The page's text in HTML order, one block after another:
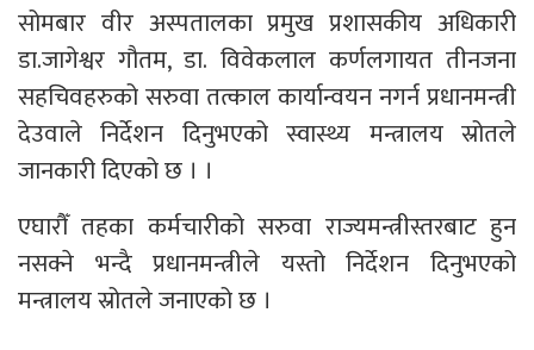
सोमबार वीर अस्पतालका प्रमुख प्रशासकीय अधिकारी
डा.जागेश्वर गौतम, डा. विवेकलाल कर्णलगायत तीनजना
सहचिवहरुको सरुवा तत्काल कार्यान्वयन नगर्न प्रधानमन्त्री
देउवाले निर्देशन दिनुभएको स्वास्थ्य मन्त्रालय स्रोतले
जानकारी दिएको छ । ।
एघारौँ तहका कर्मचारीको सरुवा राज्यमन्त्रीस्तरबाट हुन
नसक्ने भन्दै प्रधानमन्त्रीले यस्तो निर्देशन दिनुभएको
मन्त्रालय स्रोतले जनाएको छ ।